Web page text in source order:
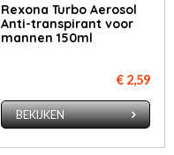
Rexona Turbo Aerosol
Anti-transpirant voor
mannen 150ml
€ 2,59
BEKIJKEN